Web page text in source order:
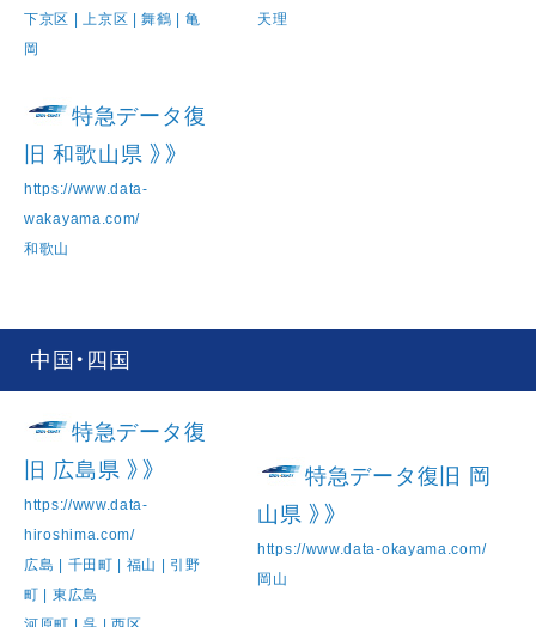
下京区 | 上京区 | 舞鶴 | 亀
岡
天理
特急データ復
旧 和歌山県 》》
https://www.data-
wakayama.com/
和歌山
中国・四国
特急データ復
旧 広島県 》》
https://www.data-
hiroshima.com/
広島 | 千田町 | 福山 | 引野
町 | 東広島
特急データ復旧 岡
山県 》》
https://www.data-okayama.com/
岡山